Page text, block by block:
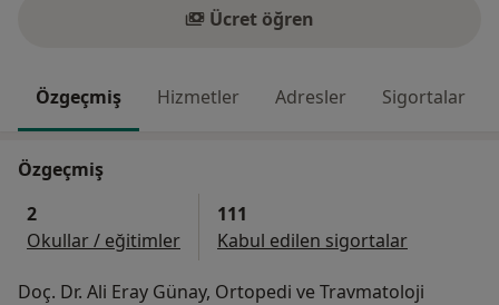
Ücret öğren
Özgeçmiş Hizmetler Adresler Sigortalar
Özgeçmiş
2
Okullar / eğitimler
111
Kabul edilen sigortalar
Doç. Dr. Ali Eray Günay, Ortopedi ve Travmatoloji